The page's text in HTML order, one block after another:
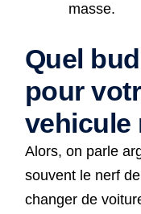
masse.
Quel
pour
vehicule
Alors, on parle
souvent le nerf
changer de